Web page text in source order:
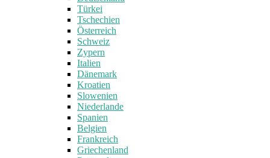
Türkei
Tschechien
Österreich
Schweiz
Zypern
Italien
Dänemark
Kroatien
Slowenien
Niederlande
Spanien
Belgien
Frankreich
Griechenland